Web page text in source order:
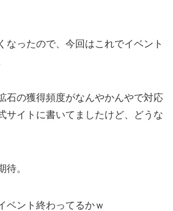
なったので、今回はこれでイベント
石の獲得頻度がなんやかんやで対応
サイトに書いてましたけど、どうな
待。
ベント終わってるかｗ